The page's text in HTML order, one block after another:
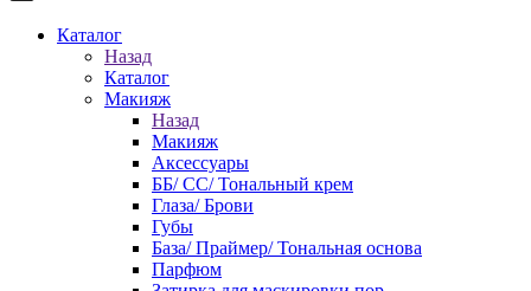
Каталог
Назад
Каталог
Макияж
Назад
Макияж
Аксессуары
ББ/ СС/ Тональный крем
Глаза/ Брови
Губы
База/ Праймер/ Тональная основа
Парфюм